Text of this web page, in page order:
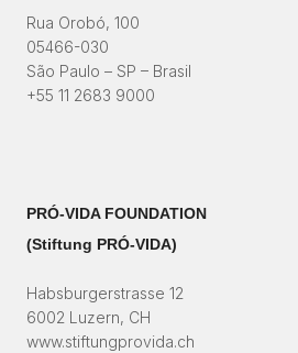
Rua Orobó, 100
05466-030
São Paulo – SP – Brasil
+55 11 2683 9000
PRÓ-VIDA FOUNDATION
(Stiftung PRÓ-VIDA)​
Habsburgerstrasse 12
6002 Luzern, CH
www.stiftungprovida.ch